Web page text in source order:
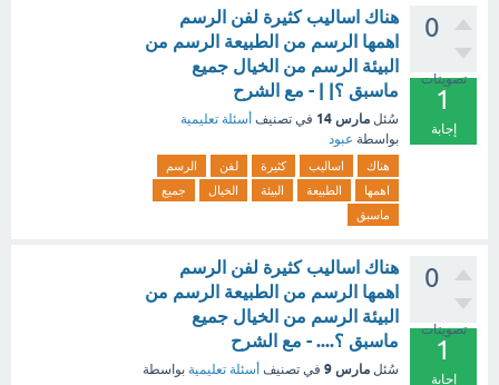
0
تصويتات
1
إجابة
هناك اساليب كثيرة لفن الرسم
اهمها الرسم من الطبيعة الرسم من
البيئة الرسم من الخيال جميع
ماسبق ؟| | - مع الشرح
سُئل مارس 14 في تصنيف أسئلة تعليمية
بواسطة عبود
هناك اساليب كثيرة لفن
الرسم
اهمها
الطبيعة البيئة الخيال
جميع
ماسبق
0
تصويتات
1
إجابة
هناك اساليب كثيرة لفن الرسم
اهمها الرسم من الطبيعة الرسم من
البيئة الرسم من الخيال جميع
ماسبق ؟.... - مع الشرح
سُئل مارس 9 في تصنيف أسئلة تعليمية بواسطة